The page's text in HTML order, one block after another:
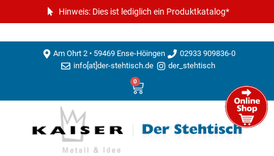
Hinweis: Dies ist lediglich ein Produktkatalog*
Am Ohrt 2 • 59469 Ense-Höingen
02933 909836-0
info[at]der-stehtisch.de
der_stehtisch
0